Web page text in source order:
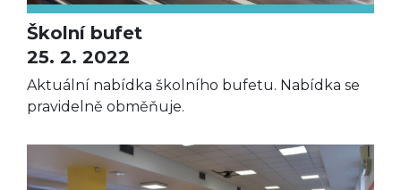
Školní bufet
25. 2. 2022
Aktuální nabídka školního bufetu. Nabídka se
pravidelně obměňuje.